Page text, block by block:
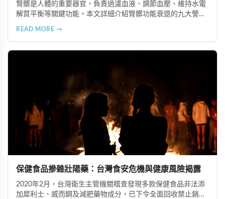
腎髒是人體的重要器官，負責過濾血液、調節血壓、維持水電
解質平衡等關鍵功能。本文詳細介紹腎髒功能衰退的九大警示
READ MORE →
保健食品摻雜壯陽藥：台灣食安危機與健康風險揭露
2020年2月，台灣衛生主管機關稽查發現多款保健食品非法添
加犀利士、威而鋼及減肥藥物成分，已下令全面回收禁止銷